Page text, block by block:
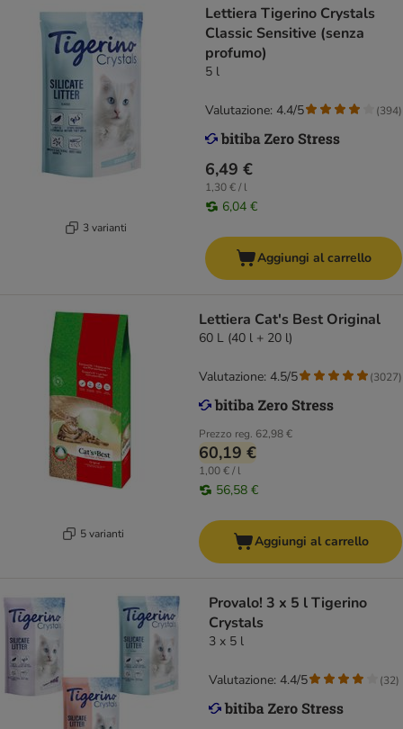
3 varianti
Lettiera Tigerino Crystals
Classic Sensitive (senza
profumo)
5 l
6,49 €
1,30 € / l
6,04 €
Valutazione: 4.4/5 (394)
Aggiungi al carrello
5 varianti
Lettiera Cat's Best Original
60 L (40 l + 20 l)
Prezzo reg. 62,98 €
60,19 €
1,00 € / l
56,58 €
Valutazione: 4.5/5 (3027)
Aggiungi al carrello
Provalo! 3 x 5 l Tigerino
Crystals
3 x 5 l
Valutazione: 4.4/5 (32)